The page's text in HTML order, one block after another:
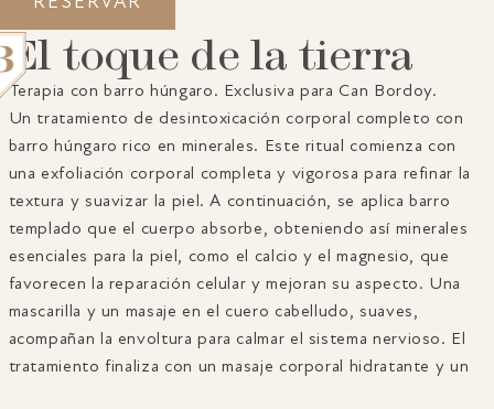
GRAND HOUSE
ALOJAMIENTO
GASTRONOMÍA
SPA
BONOS REGALO
PALMA
GALERÍA
AWARDS
CONTACTO
Spa de autor
El toque de la tierra
Terapia con barro húngaro. Exclusiva para Can Bordoy.
Un tratamiento de desintoxicación corporal completo con
barro húngaro rico en minerales. Este ritual comienza con
una exfoliación corporal completa y vigorosa para refinar la
textura y suavizar la piel. A continuación, se aplica barro
templado que el cuerpo absorbe, obteniendo así minerales
esenciales para la piel, como el calcio y el magnesio, que
favorecen la reparación celular y mejoran su aspecto. Una
mascarilla y un masaje en el cuero cabelludo, suaves,
acompañan la envoltura para calmar el sistema nervioso. El
tratamiento finaliza con un masaje corporal hidratante y un